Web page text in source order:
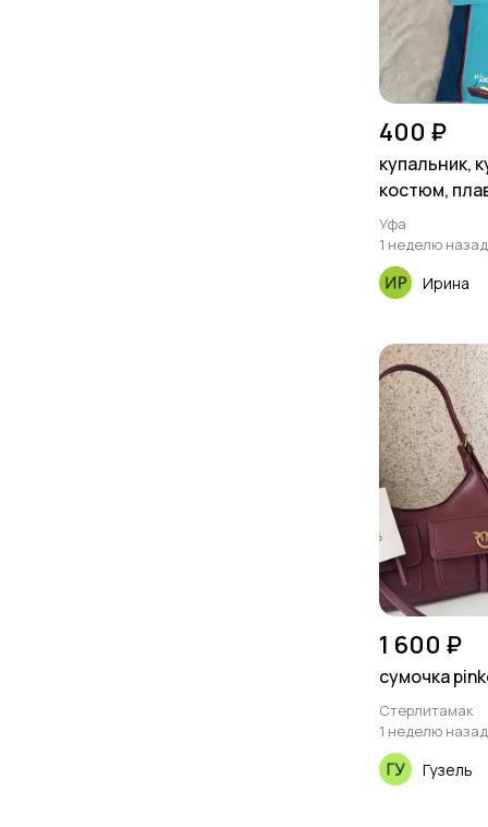
400 ₽
купальник,
костюм,
Уфа
1 неделю назад
Ирина
1 600 ₽
сумочка
Стерлитамак
1 неделю назад
Гузель